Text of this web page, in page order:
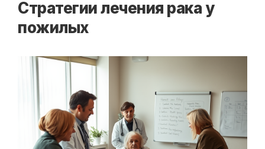
Стратегии лечения рака у
пожилых